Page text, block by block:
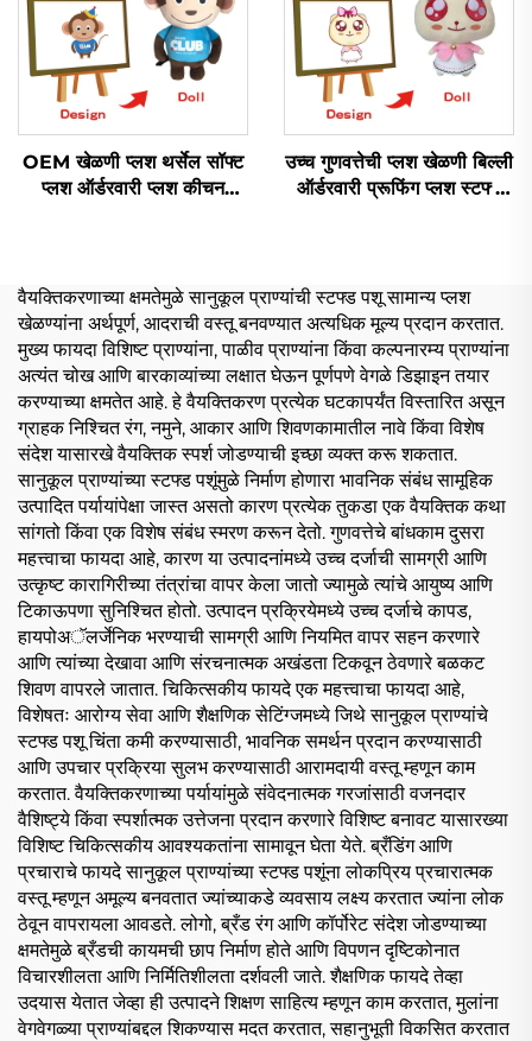
OEM खेळणी प्लश थर्सेल सॉफ्ट
प्लश ऑर्डरवारी प्लश कीचन
उच्च गुणवत्तेची प्लश खेळणी बिल्ली
ऑर्डरवारी प्रूफिंग प्लश स्टफ्ड
वैयक्तिकरणाच्या क्षमतेमुळे सानुकूल प्राण्यांची स्टफ्ड पशू सामान्य प्लश
खेळण्यांना अर्थपूर्ण, आदराची वस्तू बनवण्यात अत्यधिक मूल्य प्रदान करतात.
मुख्य फायदा विशिष्ट प्राण्यांना, पाळीव प्राण्यांना किंवा कल्पनारम्य प्राण्यांना
अत्यंत चोख आणि बारकाव्यांच्या लक्षात घेऊन पूर्णपणे वेगळे डिझाइन तयार
करण्याच्या क्षमतेत आहे. हे वैयक्तिकरण प्रत्येक घटकापर्यंत विस्तारित असून
ग्राहक निश्चित रंग, नमुने, आकार आणि शिवणकामातील नावे किंवा विशेष
संदेश यासारखे वैयक्तिक स्पर्श जोडण्याची इच्छा व्यक्त करू शकतात.
सानुकूल प्राण्यांच्या स्टफ्ड पशूंमुळे निर्माण होणारा भावनिक संबंध सामूहिक
उत्पादित पर्यायांपेक्षा जास्त असतो कारण प्रत्येक तुकडा एक वैयक्तिक कथा
सांगतो किंवा एक विशेष संबंध स्मरण करून देतो. गुणवत्तेचे बांधकाम दुसरा
महत्त्वाचा फायदा आहे, कारण या उत्पादनांमध्ये उच्च दर्जाची सामग्री आणि
उत्कृष्ट कारागिरीच्या तंत्रांचा वापर केला जातो ज्यामुळे त्यांचे आयुष्य आणि
टिकाऊपणा सुनिश्चित होतो. उत्पादन प्रक्रियेमध्ये उच्च दर्जाचे कापड,
हायपोअॅलर्जेनिक भरण्याची सामग्री आणि नियमित वापर सहन करणारे
आणि त्यांच्या देखावा आणि संरचनात्मक अखंडता टिकवून ठेवणारे बळकट
शिवण वापरले जातात. चिकित्सकीय फायदे एक महत्त्वाचा फायदा आहे,
विशेषतः आरोग्य सेवा आणि शैक्षणिक सेटिंग्जमध्ये जिथे सानुकूल प्राण्यांचे
स्टफ्ड पशू चिंता कमी करण्यासाठी, भावनिक समर्थन प्रदान करण्यासाठी
आणि उपचार प्रक्रिया सुलभ करण्यासाठी आरामदायी वस्तू म्हणून काम
करतात. वैयक्तिकरणाच्या पर्यायांमुळे संवेदनात्मक गरजांसाठी वजनदार
वैशिष्ट्ये किंवा स्पर्शात्मक उत्तेजना प्रदान करणारे विशिष्ट बनावट यासारख्या
विशिष्ट चिकित्सकीय आवश्यकतांना सामावून घेता येते. ब्रँडिंग आणि
प्रचाराचे फायदे सानुकूल प्राण्यांच्या स्टफ्ड पशूंना लोकप्रिय प्रचारात्मक
वस्तू म्हणून अमूल्य बनवतात ज्यांच्याकडे व्यवसाय लक्ष्य करतात ज्यांना लोक
ठेवून वापरायला आवडते. लोगो, ब्रँड रंग आणि कॉर्पोरेट संदेश जोडण्याच्या
क्षमतेमुळे ब्रँडची कायमची छाप निर्माण होते आणि विपणन दृष्टिकोनात
विचारशीलता आणि निर्मितिशीलता दर्शवली जाते. शैक्षणिक फायदे तेव्हा
उदयास येतात जेव्हा ही उत्पादने शिक्षण साहित्य म्हणून काम करतात, मुलांना
वेगवेगळ्या प्राण्यांबद्दल शिकण्यास मदत करतात, सहानुभूती विकसित करतात